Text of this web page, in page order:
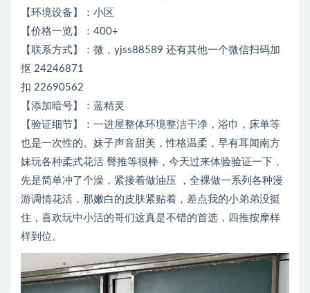
【环境设备】：小区
【价格一览】：400+
【联系方式】：微，yjss88589 还有其他一个微信扫码加
抠 24246871
扣 22690562
【添加暗号】：蓝精灵
【验证细节】：一进屋整体环境整洁干净，浴巾，床单等
也是一次性的。妹子声音甜美，性格温柔，早有耳闻南方
妹玩各种柔式花活 臀推等很棒，今天过来体验验证一下，
先是简单冲了个澡，紧接着做油压 ，全裸做一系列各种漫
游调情花活，那嫩白的皮肤紧贴着，差点我的小弟弟没挺
住，喜欢玩中小活的哥们这真是不错的首选，四推按摩样
样到位。